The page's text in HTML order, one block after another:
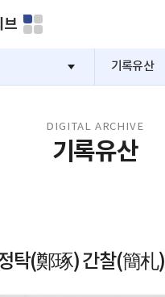
브
기록유산
DIGITAL ARCHIVE
기록유산
탁(鄭琢) 간찰(簡札)